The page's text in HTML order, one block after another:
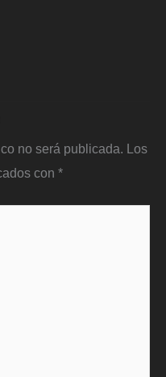
no será publicada. Los
con *